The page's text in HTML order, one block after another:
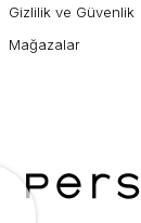
Gizlilik ve Güvenlik
Mağazalar